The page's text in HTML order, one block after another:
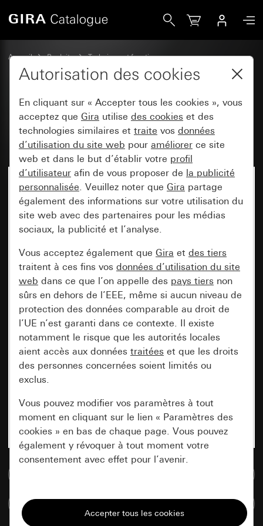
Accueil Produits
Technique et fonctions
Modules encastrés, accessoires
Bouton-poussoir à bascule
Module bouton-poussoir à
bascule 10 A 250 V~
Désormais indisponible
Autorisation des cookies
En cliquant sur « Accepter tous les cookies », vous
acceptez que Gira utilise des cookies et des
technologies similaires et traite vos données
d’utilisation du site web pour améliorer ce site
web et dans le but d’établir votre profil
d’utilisateur afin de vous proposer de la publicité
personnalisée. Veuillez noter que Gira partage
également des informations sur votre utilisation du
site web avec des partenaires pour les médias
sociaux, la publicité et l’analyse.
Vous acceptez également que Gira et des tiers
traitent à ces fins vos données d’utilisation du site
web dans ce que l’on appelle des pays tiers non
sûrs en dehors de l’EEE, même si aucun niveau de
protection des données comparable au droit de
l’UE n’est garanti dans ce contexte. Il existe
notamment le risque que les autorités locales
aient accès aux données traitées et que les droits
des personnes concernées soient limités ou
exclus.
Vous pouvez modifier vos paramètres à tout
moment en cliquant sur le lien « Paramètres des
cookies » en bas de chaque page. Vous pouvez
également y révoquer à tout moment votre
consentement avec effet pour l’avenir.
Tous les cookies dont nous avons besoin pour